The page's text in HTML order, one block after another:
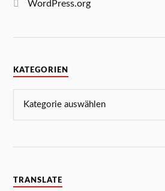
WordPress.org
KATEGORIEN
TRANSLATE